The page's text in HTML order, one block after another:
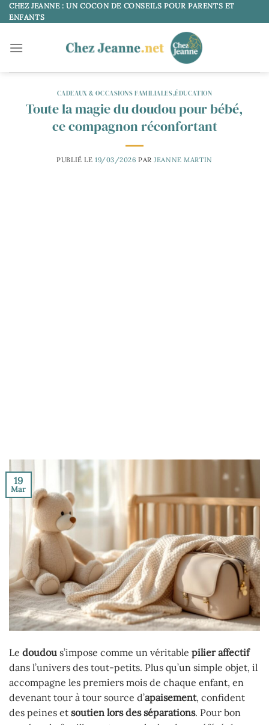
Passer
au
CHEZ JEANNE : UN COCON DE CONSEILS POUR PARENTS ET
ENFANTS
CADEAUX & OCCASIONS FAMILIALES,ÉDUCATION
Toute la magie du doudou pour bébé,
ce compagnon réconfortant
PUBLIÉ LE 19/03/2026 PAR JEANNE MARTIN
19
Mar
Le doudou s’impose comme un véritable pilier affectif
dans l’univers des tout-petits. Plus qu’un simple objet, il
accompagne les premiers mois de chaque enfant, en
devenant tour à tour source d’apaisement, confident
des peines et soutien lors des séparations. Pour bon